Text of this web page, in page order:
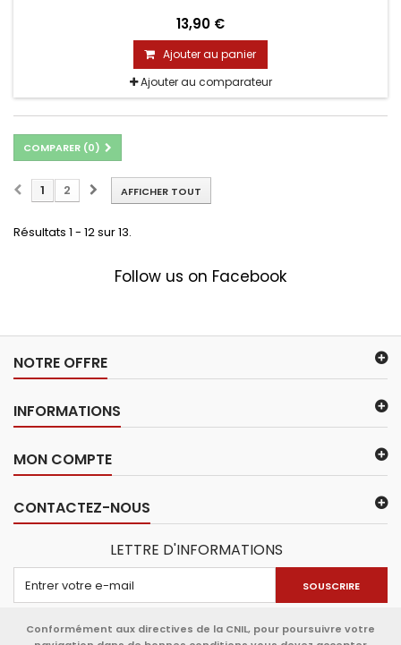
Conformément aux directives de la CNIL, pour poursuivre votre
13,90 €
Ajouter au panier
Ajouter au comparateur
COMPARER (0)
AFFICHER TOUT
1 2
Résultats 1 - 12 sur 13.
Follow us on Facebook
NOTRE OFFRE
INFORMATIONS
MON COMPTE
CONTACTEZ-NOUS
LETTRE D'INFORMATIONS
SOUSCRIRE